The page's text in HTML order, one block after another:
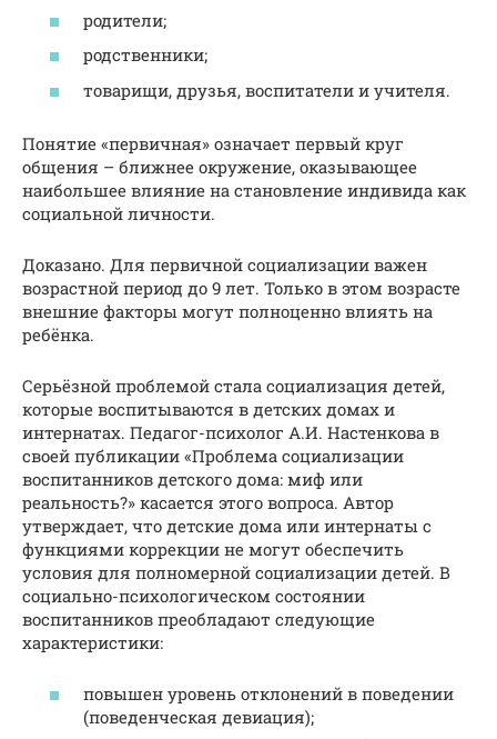
родители;
родственники;
товарищи, друзья, воспитатели и учителя.
Понятие «первичная» означает первый круг
общения – ближнее окружение, оказывающее
наибольшее влияние на становление индивида как
социальной личности.
Доказано. Для первичной социализации важен
возрастной период до 9 лет. Только в этом возрасте
внешние факторы могут полноценно влиять на
ребёнка.
Серьёзной проблемой стала социализация детей,
которые воспитываются в детских домах и
интернатах. Педагог-психолог А.И. Настенкова в
своей публикации «Проблема социализации
воспитанников детского дома: миф или
реальность?» касается этого вопроса. Автор
утверждает, что детские дома или интернаты с
функциями коррекции не могут обеспечить
условия для полномерной социализации детей. В
социально-психологическом состоянии
воспитанников преобладают следующие
характеристики:
повышен уровень отклонений в поведении
(поведенческая девиация);